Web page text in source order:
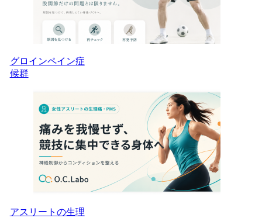
グロインペイン症
候群
アスリートの生理